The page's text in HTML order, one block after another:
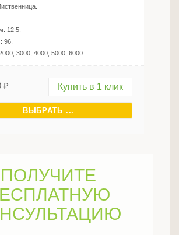
12.5
96
3000, 4000, 5000, 6000
₽ Купить в 1 клик
ВЫБРАТЬ ...
ПОЛУЧИТЕ